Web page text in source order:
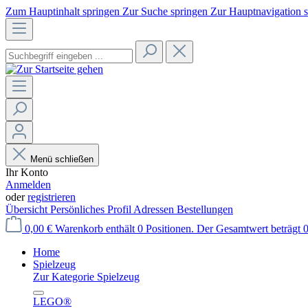
Zum Hauptinhalt springen Zur Suche springen Zur Hauptnavigation
Menü schließen
Ihr Konto
Anmelden
oderregistrieren
Übersicht Persönliches Profil Adressen Bestellungen
0,00 € Warenkorb enthält 0 Positionen. Der Gesamtwert beträgt
Home
Spielzeug
Zur Kategorie Spielzeug
LEGO®